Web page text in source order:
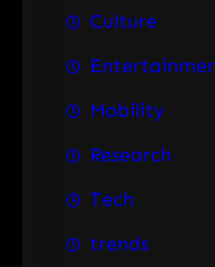
Culture
Mobility
Research
Tech
trends